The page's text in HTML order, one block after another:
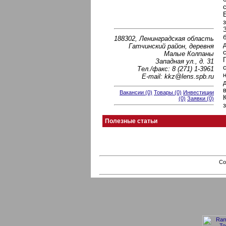
188302, Ленинградская область
Гатчинский район, деревня
Малые Колпаны
Западная ул., д. 31
Тел./факс: 8 (271) 1-3961
E-mail: kkz@lens.spb.ru
Вакансии (0) Товары (0) Инвестиции
(0) Заявки (0)
Полезные статьи